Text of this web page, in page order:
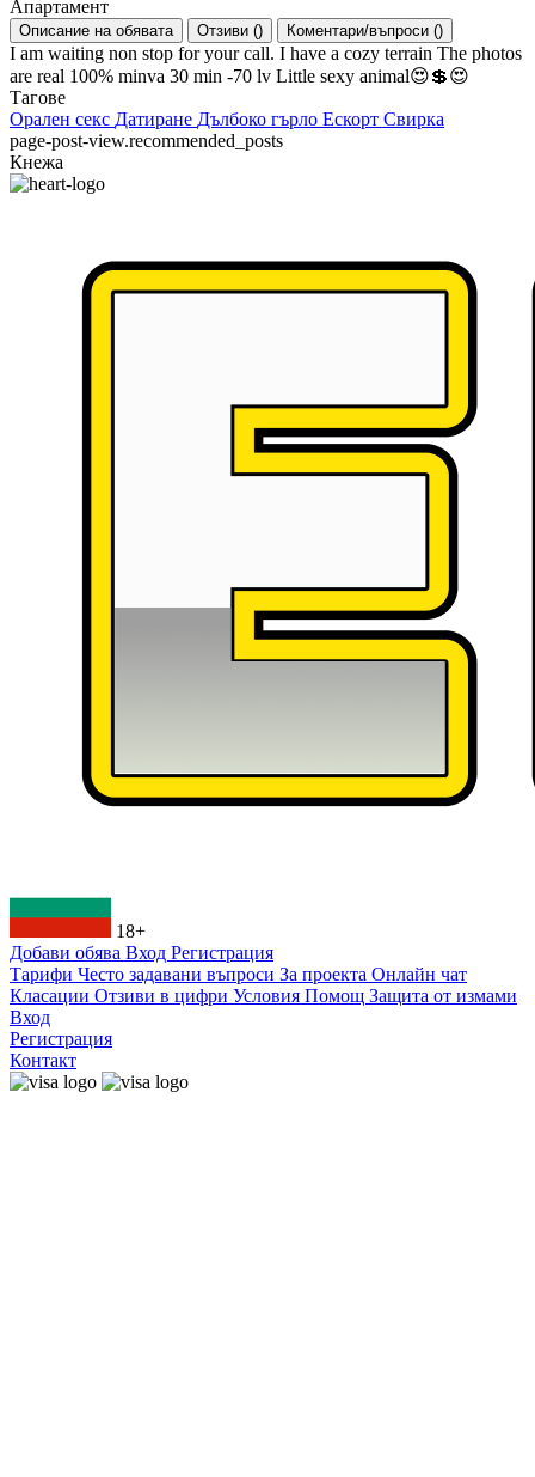
Апартамент
Описание на обявата Отзиви () Коментари/въпроси ()
I am waiting non stop for your call. I have a cozy terrain The photos
are real 100% minva 30 min -70 lv Little sexy animal😍💲😍
Тагове
Орален секс Датиране Дълбоко гърло Ескорт Свирка
page-post-view.recommended_posts
Кнежа
18+
Добави обява Вход Регистрация
Тарифи Често задавани въпроси За проекта Онлайн чат
Класации Отзиви в цифри Условия Помощ Защита от измами
Вход
Регистрация
Контакт